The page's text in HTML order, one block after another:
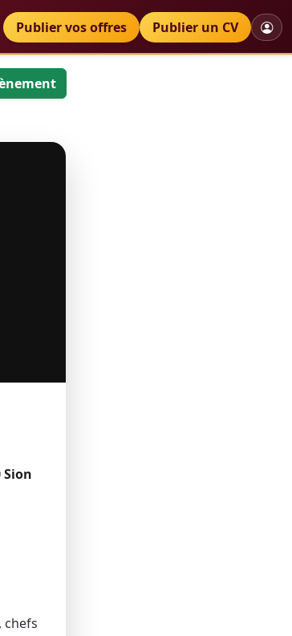
Diplômes Petites annonces
Publier vos offres Publier un CV
Sion
chefs